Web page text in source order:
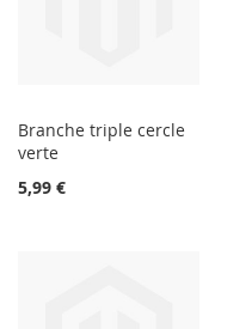
Branche triple cercle
verte
5,99 €